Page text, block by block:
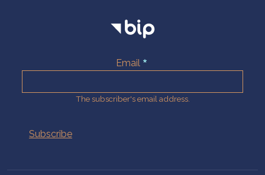
Email
The subscriber's email address.